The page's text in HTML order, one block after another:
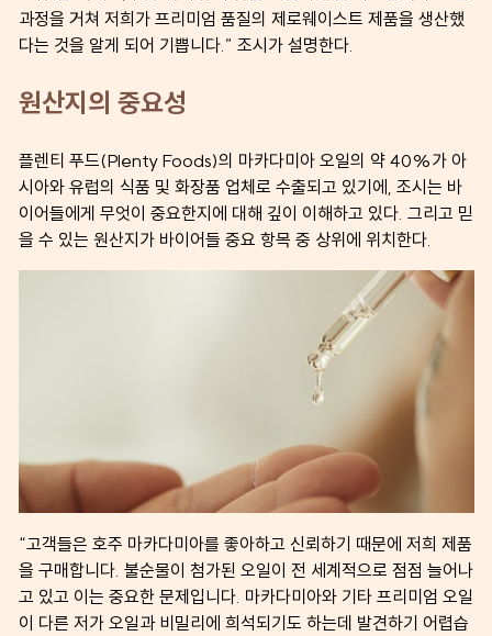
과정을 거쳐 저희가 프리미엄 품질의 제로웨이스트 제품을 생산했
다는 것을 알게 되어 기쁩니다.” 조시가 설명한다.
원산지의 중요성
플렌티 푸드(Plenty Foods)의 마카다미아 오일의 약 40%가 아
시아와 유럽의 식품 및 화장품 업체로 수출되고 있기에, 조시는 바
이어들에게 무엇이 중요한지에 대해 깊이 이해하고 있다. 그리고 믿
을 수 있는 원산지가 바이어들 중요 항목 중 상위에 위치한다.
“고객들은 호주 마카다미아를 좋아하고 신뢰하기 때문에 저희 제품
을 구매합니다. 불순물이 첨가된 오일이 전 세계적으로 점점 늘어나
고 있고 이는 중요한 문제입니다. 마카다미아와 기타 프리미엄 오일
이 다른 저가 오일과 비밀리에 희석되기도 하는데 발견하기 어렵습